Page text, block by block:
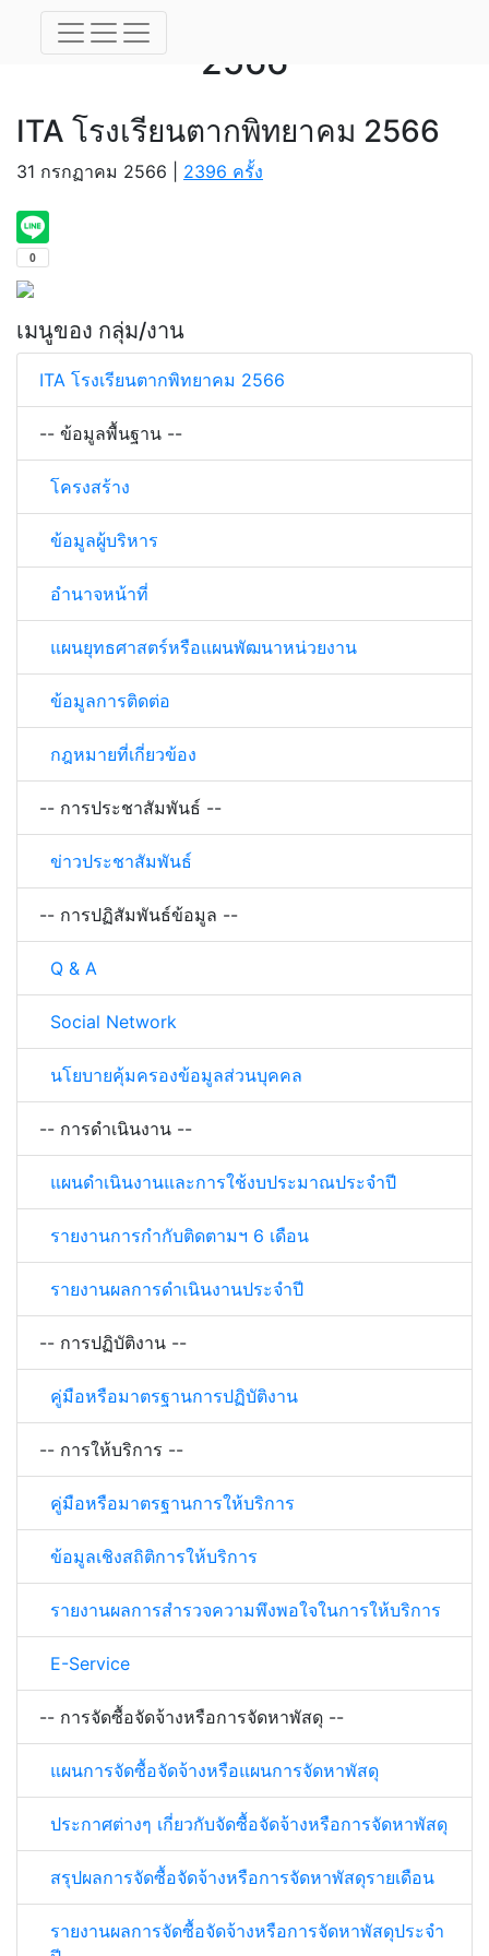
ITA โรงเรียนตากพิทยาคม
2566
ITA โรงเรียนตากพิทยาคม 2566
31 กรกฏาคม 2566 | 2396 ครั้ง
เมนูของ กลุ่ม/งาน
ITA โรงเรียนตากพิทยาคม 2566
-- ข้อมูลพื้นฐาน --
โครงสร้าง
ข้อมูลผู้บริหาร
อำนาจหน้าที่
แผนยุทธศาสตร์หรือแผนพัฒนาหน่วยงาน
ข้อมูลการติดต่อ
กฎหมายที่เกี่ยวข้อง
-- การประชาสัมพันธ์ --
ข่าวประชาสัมพันธ์
-- การปฏิสัมพันธ์ข้อมูล --
Q & A
Social Network
นโยบายคุ้มครองข้อมูลส่วนบุคคล
-- การดำเนินงาน --
แผนดำเนินงานและการใช้งบประมาณประจำปี
รายงานการกำกับติดตามฯ 6 เดือน
รายงานผลการดำเนินงานประจำปี
-- การปฏิบัติงาน --
คู่มือหรือมาตรฐานการปฏิบัติงาน
-- การให้บริการ --
คู่มือหรือมาตรฐานการให้บริการ
ข้อมูลเชิงสถิติการให้บริการ
รายงานผลการสำรวจความพึงพอใจในการให้บริการ
E-Service
-- การจัดซื้อจัดจ้างหรือการจัดหาพัสดุ --
แผนการจัดซื้อจัดจ้างหรือแผนการจัดหาพัสดุ
ประกาศต่างๆ เกี่ยวกับจัดซื้อจัดจ้างหรือการจัดหาพัสดุ
สรุปผลการจัดซื้อจัดจ้างหรือการจัดหาพัสดุรายเดือน
รายงานผลการจัดซื้อจัดจ้างหรือการจัดหาพัสดุประจำ